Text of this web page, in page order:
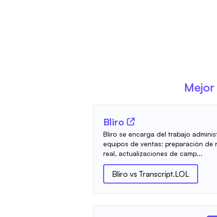
Bliro
Bliro se encarga del trabajo
equipos de ventas: preparación de
real, actualizaciones de camp...
Bliro vs Transcript.LOL